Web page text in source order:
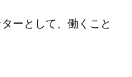
ーとして、働くこと